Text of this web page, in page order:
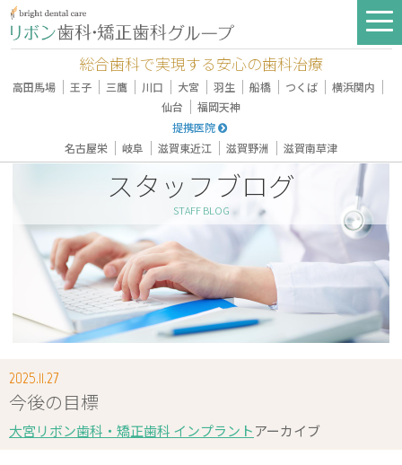
総合歯科で実現する安心の歯科治療
高田馬場 ｜ 王子 ｜ 三鷹 ｜ 川口 ｜ 大宮 ｜ 羽生 ｜ 船橋 ｜ つくば ｜ 横浜関内 ｜
仙台 ｜ 福岡天神
提携医院
名古屋栄 ｜ 岐阜 ｜ 滋賀東近江 ｜ 滋賀野洲 ｜ 滋賀南草津
スタッフブログ
STAFF BLOG
2025.11.27
今後の目標
大宮リボン歯科・矯正歯科 インプラントアーカイブ